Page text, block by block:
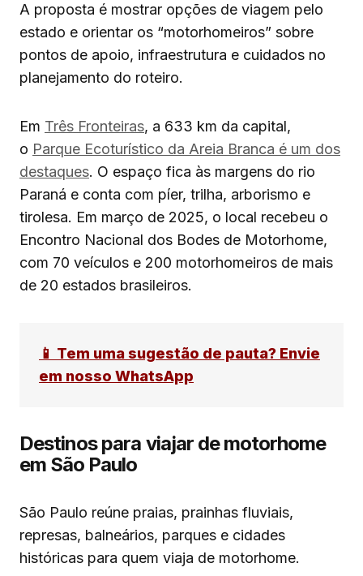
A proposta é mostrar opções de viagem pelo
estado e orientar os “motorhomeiros” sobre
pontos de apoio, infraestrutura e cuidados no
planejamento do roteiro.
Em Três Fronteiras, a 633 km da capital,
o Parque Ecoturístico da Areia Branca é um dos
destaques. O espaço fica às margens do rio
Paraná e conta com píer, trilha, arborismo e
tirolesa. Em março de 2025, o local recebeu o
Encontro Nacional dos Bodes de Motorhome,
com 70 veículos e 200 motorhomeiros de mais
de 20 estados brasileiros.
📱 Tem uma sugestão de pauta? Envie
em nosso WhatsApp
Destinos para viajar de motorhome
em São Paulo
São Paulo reúne praias, prainhas fluviais,
represas, balneários, parques e cidades
históricas para quem viaja de motorhome.